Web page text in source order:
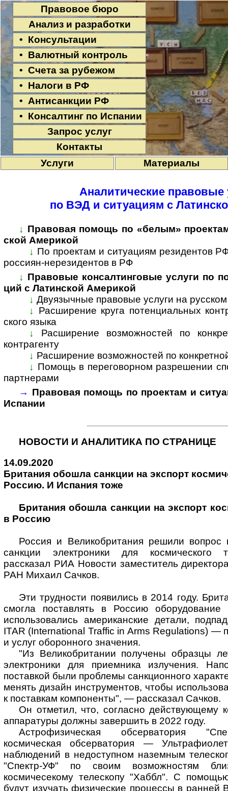
Правовое бюро
Анализ и разработки
• Консультации
• Валютный контроль
• Счета за рубежом
• Налоги в РФ
• Антисанкции РФ
• Консалтинг по Испании
Запрос услуг
Контакты
Услуги
Материалы
Аналитические правовые
по ВЭД и ситуациям с
↓ Правовая помощь по «белым»
ской Аме­рикой
↓ По проектам и ситуациям резиден­тов
рос­си­ян-­нере­зи­ден­тов в РФ
↓ Правовые консалтинговые услуги по
ций с Латин­cкой Аме­рикой
↓ Двуязычные правовые услуги на
↓
Расширение круга потенциальных
ского языка
↓
Расширение возможностей по
контр­агенту
↓ Расширение возможностей по
↓ Помощь в переговорном разрешении
парт­нерами
→ Правовая помощь по проектам и
Испа­нии
НОВОСТИ И АНАЛИТИКА ПО СТРАНИЦЕ
14.09.2020
Британия обошла санкции на экспорт
Россию. И Испания тоже
Британия обошла санкции на экспорт
в Россию
Россия и Великобритания решили вопрос
санкции электроники для космического
рассказал РИА Новости заместитель
РАН Михаил Сачков.
Эти трудности появились в 2014 году.
смогла поставлять в Россию
использовались американские детали,
ITAR (International Traffic in Arms Regulations) —
и услуг оборонного значения.
"Из Великобритании получены образцы
электроники для приемника излучения.
поставкой были проблемы санкционного
менять дизайн инструментов, чтобы
к поставкам компоненты", — рассказал Сачков.
Он отметил, что, согласно действующему
аппаратуры должны завершить в 2022 году.
Астрофизическая обсерватория
космическая обсерватория —
наблюдений в недоступном наземным
"Спектр-УФ" по своим возможностям
космичесекому телескопу "Хаббл". С
будут изучать физические процессы в ранней